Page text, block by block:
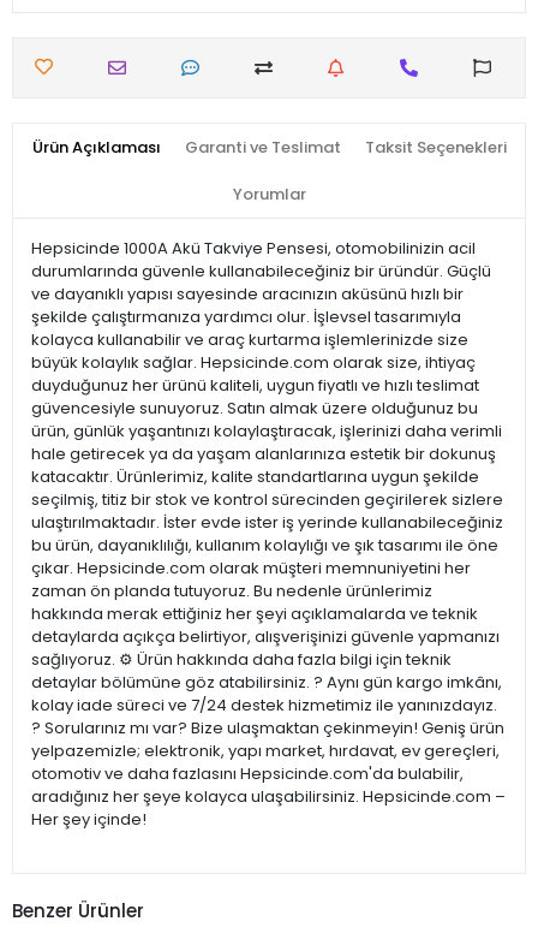
Ürün Açıklaması Garanti ve Teslimat Taksit Seçenekleri
Yorumlar
Hepsicinde 1000A Akü Takviye Pensesi, otomobilinizin acil
durumlarında güvenle kullanabileceğiniz bir üründür. Güçlü
ve dayanıklı yapısı sayesinde aracınızın aküsünü hızlı bir
şekilde çalıştırmanıza yardımcı olur. İşlevsel tasarımıyla
kolayca kullanabilir ve araç kurtarma işlemlerinizde size
büyük kolaylık sağlar. Hepsicinde.com olarak size, ihtiyaç
duyduğunuz her ürünü kaliteli, uygun fiyatlı ve hızlı teslimat
güvencesiyle sunuyoruz. Satın almak üzere olduğunuz bu
ürün, günlük yaşantınızı kolaylaştıracak, işlerinizi daha verimli
hale getirecek ya da yaşam alanlarınıza estetik bir dokunuş
katacaktır. Ürünlerimiz, kalite standartlarına uygun şekilde
seçilmiş, titiz bir stok ve kontrol sürecinden geçirilerek sizlere
ulaştırılmaktadır. İster evde ister iş yerinde kullanabileceğiniz
bu ürün, dayanıklılığı, kullanım kolaylığı ve şık tasarımı ile öne
çıkar. Hepsicinde.com olarak müşteri memnuniyetini her
zaman ön planda tutuyoruz. Bu nedenle ürünlerimiz
hakkında merak ettiğiniz her şeyi açıklamalarda ve teknik
detaylarda açıkça belirtiyor, alışverişinizi güvenle yapmanızı
sağlıyoruz. ⚙️ Ürün hakkında daha fazla bilgi için teknik
detaylar bölümüne göz atabilirsiniz. ? Aynı gün kargo imkânı,
kolay iade süreci ve 7/24 destek hizmetimiz ile yanınızdayız.
? Sorularınız mı var? Bize ulaşmaktan çekinmeyin! Geniş ürün
yelpazemizle; elektronik, yapı market, hırdavat, ev gereçleri,
otomotiv ve daha fazlasını Hepsicinde.com'da bulabilir,
aradığınız her şeye kolayca ulaşabilirsiniz. Hepsicinde.com –
Her şey içinde!
Benzer Ürünler